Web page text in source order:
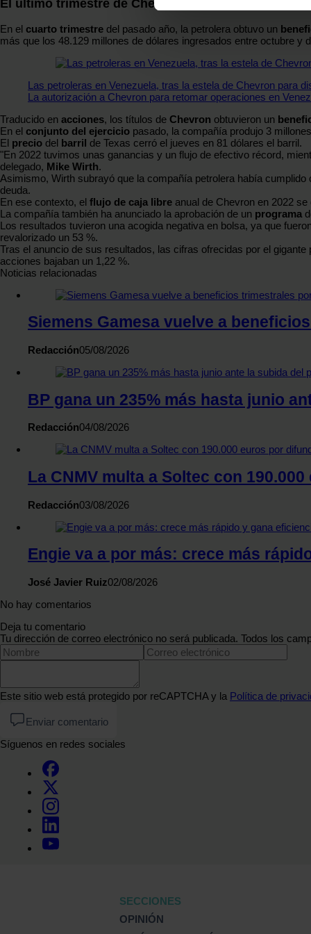
Las cookies de este sitio
redes sociales, publicidad y
que hayan recopilado a
El último trimestre de Chevron
En el cuarto trimestre del pasado año, la petrolera obtuvo un
más que los 48.129 millones de dólares ingresados entre octubre y
Las petroleras en Venezuela, tras la estela de Chevron para
La autorización a Chevron para retomar operaciones en
Traducido en acciones, los títulos de Chevron obtuvieron un
En el conjunto del ejercicio pasado, la compañía produjo 3
El precio del barril de Texas cerró el jueves en 81 dólares el barril.
"En 2022 tuvimos unas ganancias y un flujo de efectivo récord,
delegado, Mike Wirth.
Asimismo, Wirth subrayó que la compañía petrolera había
deuda.
En ese contexto, el flujo de caja libre anual de Chevron en 2022
La compañía también ha anunciado la aprobación de un programa
Los resultados tuvieron una acogida negativa en bolsa, ya que
revalorizado un 53 %.
Tras el anuncio de sus resultados, las cifras ofrecidas por el
acciones bajaban un 1,22 %.
Noticias relacionadas
Siemens Gamesa vuelve a
Redacción05/08/2026
BP gana un 235% más hasta junio
Redacción04/08/2026
La CNMV multa a Soltec con
Redacción03/08/2026
Engie va a por más: crece más
José Javier Ruiz02/08/2026
No hay comentarios
Deja tu comentario
Tu dirección de correo electrónico no será publicada. Todos los
Este sitio web está protegido por reCAPTCHA y la Política de
Enviar comentario
Síguenos en redes sociales
SECCIONES
OPINIÓN